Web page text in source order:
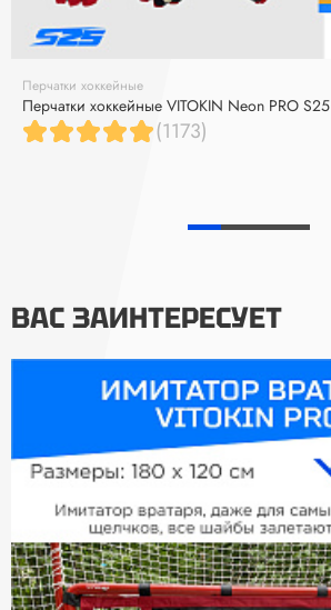
Перчатки хоккейные
Перчатки хоккейные VITOKIN Neon PRO S25
(1173)
ВАС ЗАИНТЕРЕСУЕТ